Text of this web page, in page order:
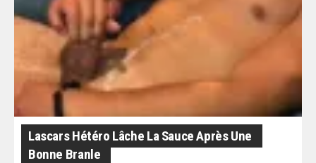
Lascars Hétéro Lâche La Sauce Après Une
Bonne Branle